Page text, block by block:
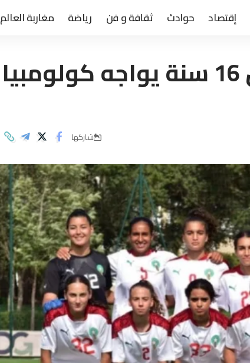
إقتصاد حوادث ثقافة و فن رياضة مغاربة العالم
المنتخب النسوي اقل من 16 سنة يواجه كولومبيا
شاركها